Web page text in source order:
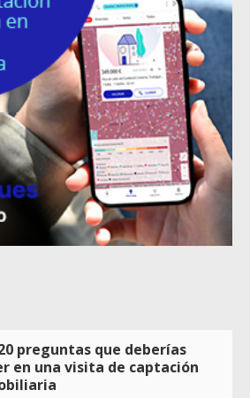
preguntas que deberías
en una visita de captación